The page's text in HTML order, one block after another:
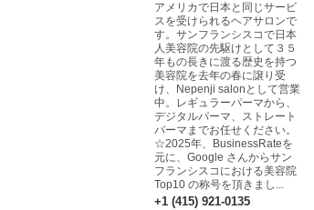
アメリカで日本と同じサービ
スを受けられるヘアサロンで
す。サンフランシスコで日本
人美容院の先駆けとして３５
年もの長きに渡る歴史を持つ
美容院を去年の春に譲り受
け、Nepenji salonとして営業
中。レギュラーパーマから、
デジタルパーマ、ストレート
パーマまでお任せください。
☆2025年、BusinessRateを
元に、Google さんからサン
フランシスコにおける美容院
Top10 の称号を頂きまし...
+1 (415) 921-0135